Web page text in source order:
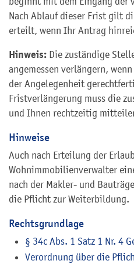
Nach Ablauf dieser Frist gilt
erteilt, wenn Ihr Antrag
Hinweis: Die zuständige
angemessen verlängern,
der Angelegenheit
Fristverlängerung muss die
und Ihnen rechtzeitig
Hinweise
Auch nach Erteilung der
Wohnimmobilienverwalter
nach der Makler- und
die Pflicht zur Weiterbildung.
Rechtsgrundlage
§ 34c Abs. 1 Satz 1 Nr. 4
Verordnung über die